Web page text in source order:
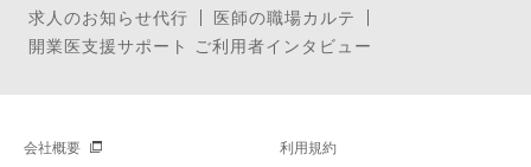
求人のお知らせ代行
医師の職場カルテ
開業医支援サポート ご利用者インタビュー
会社概要 利用規約